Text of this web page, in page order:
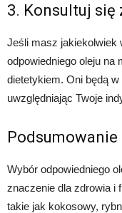
3. Konsultuj się
Jeśli masz jakiekolwiek
odpowiedniego oleju na
dietetykiem. Oni będą
uwzględniając Twoje
Podsumowanie
Wybór odpowiedniego
znaczenie dla zdrowia i
takie jak kokosowy,